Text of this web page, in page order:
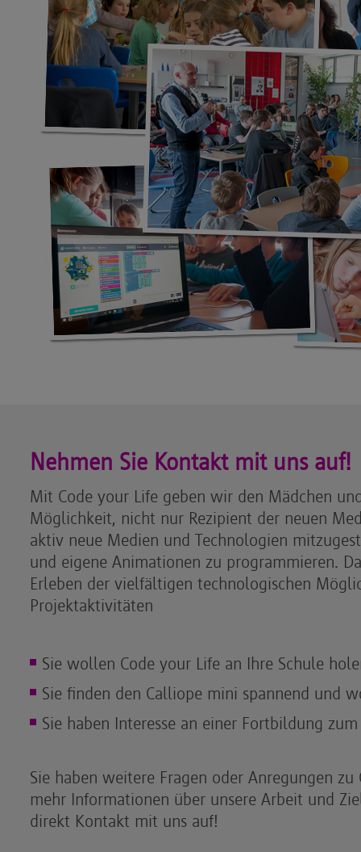
Nehmen Sie Kontakt mit uns auf!
Mit Code your Life geben wir den Mädchen
Möglichkeit, nicht nur Rezipient der neuen
aktiv neue Medien und Technologien
und eigene Animationen zu programmieren.
Erleben der vielfältigen technologischen
Projektaktivitäten
Sie wollen Code your Life an Ihre Schule
Sie finden den Calliope mini spannend und
Sie haben Interesse an einer Fortbildung
Sie haben weitere Fragen oder Anregungen zu
mehr Informationen über unsere Arbeit und
direkt Kontakt mit uns auf!